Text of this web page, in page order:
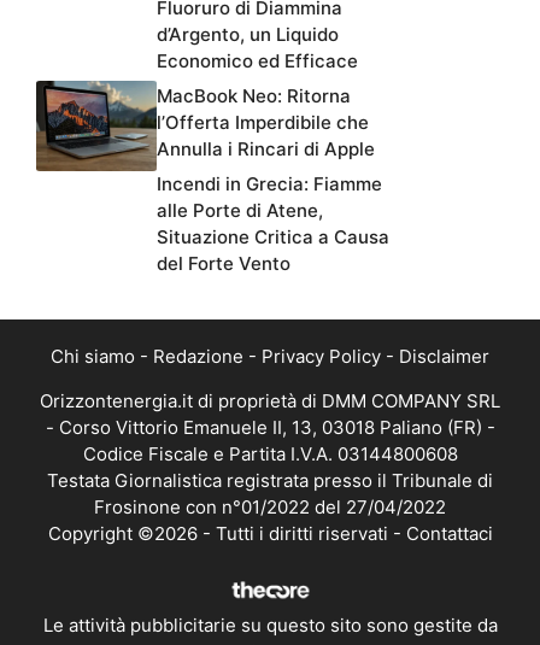
Fluoruro di Diammina
d’Argento, un Liquido
Economico ed Efficace
MacBook Neo: Ritorna
l’Offerta Imperdibile che
Annulla i Rincari di Apple
Incendi in Grecia: Fiamme
alle Porte di Atene,
Situazione Critica a Causa
del Forte Vento
Chi siamo - Redazione - Privacy Policy - Disclaimer
Orizzontenergia.it di proprietà di DMM COMPANY SRL
- Corso Vittorio Emanuele II, 13, 03018 Paliano (FR) -
Codice Fiscale e Partita I.V.A. 03144800608
Testata Giornalistica registrata presso il Tribunale di
Frosinone con n°01/2022 del 27/04/2022
Copyright ©2026 - Tutti i diritti riservati - Contattaci
Le attività pubblicitarie su questo sito sono gestite da